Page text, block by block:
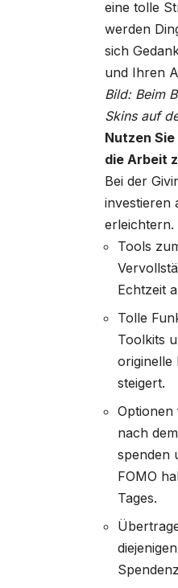
eine tolle
werden
sich
und Ihren
Bild: Beim
Skins auf
Nutzen
die Arbeit
Bei der
investieren
erleichtern.
Tools
Echtzeit
Tolle
Toolkits
originelle
steigert.
Optionen
nach
spenden
FOMO
Tages.